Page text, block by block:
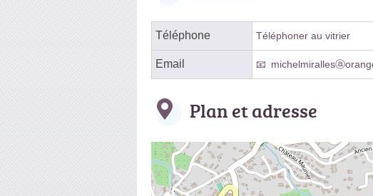
Téléphone Téléphoner au vitrier
Email
Plan et adresse